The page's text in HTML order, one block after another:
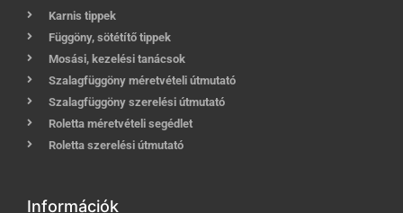
Karnis tippek
Függöny, sötétítő tippek
Mosási, kezelési tanácsok
Szalagfüggöny méretvételi útmutató
Szalagfüggöny szerelési útmutató
Roletta méretvételi segédlet
Roletta szerelési útmutató
Információk